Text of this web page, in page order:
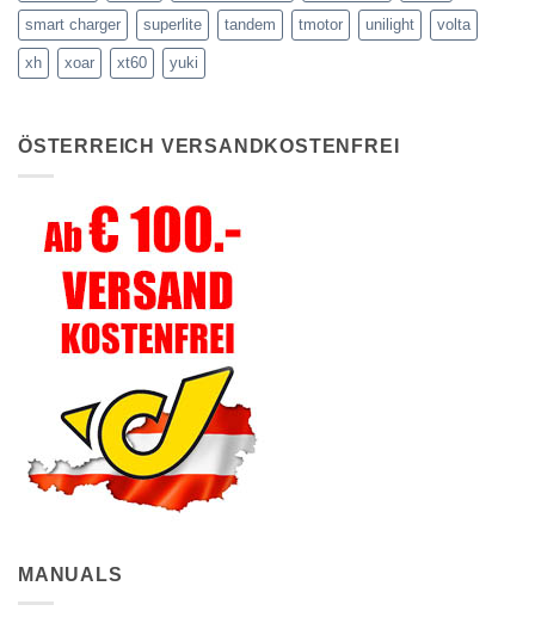
smart charger superlite tandem tmotor unilight volta
xh xoar xt60 yuki
ÖSTERREICH VERSANDKOSTENFREI
MANUALS